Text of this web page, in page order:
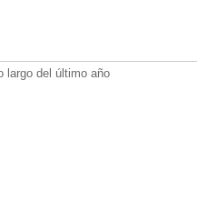
largo del último año